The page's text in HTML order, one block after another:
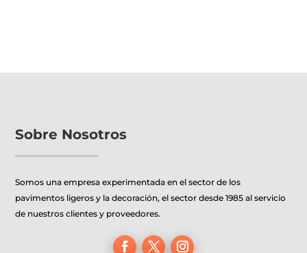
Sobre Nosotros
Somos una empresa experimentada en el sector de los
pavimentos ligeros y la decoración, el sector desde 1985 al servicio
de nuestros clientes y proveedores.